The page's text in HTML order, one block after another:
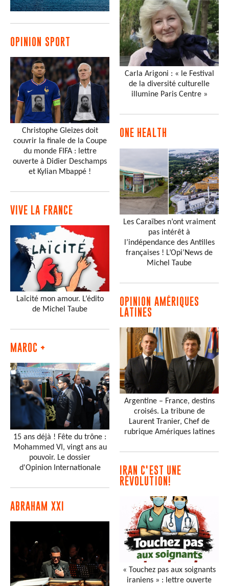
OPINION SPORT
Christophe Gleizes doit
couvrir la finale de la Coupe
du monde FIFA : lettre
ouverte à Didier Deschamps
et Kylian Mbappé !
VIVE LA FRANCE
Laïcité mon amour. L’édito
de Michel Taube
MAROC +
15 ans déjà ! Fête du trône :
Mohammed VI, vingt ans au
pouvoir. Le dossier
d'Opinion Internationale
ABRAHAM XXI
Carla Arigoni : « le Festival
de la diversité culturelle
illumine Paris Centre »
ONE HEALTH
Les Caraïbes n’ont vraiment
pas intérêt à
l’indépendance des Antilles
françaises ! L’Opi’News de
Michel Taube
OPINION AMÉRIQUES
LATINES
Argentine – France, destins
croisés. La tribune de
Laurent Tranier, Chef de
rubrique Amériques latines
IRAN C'EST UNE
RÉVOLUTION!
« Touchez pas aux soignants
iraniens » : lettre ouverte